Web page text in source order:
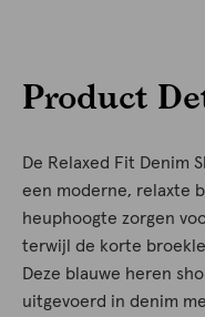
Product
De Relaxed Fit Denim
een moderne, relaxte
heuphoogte zorgen
terwijl de korte
Deze blauwe heren
uitgevoerd in denim